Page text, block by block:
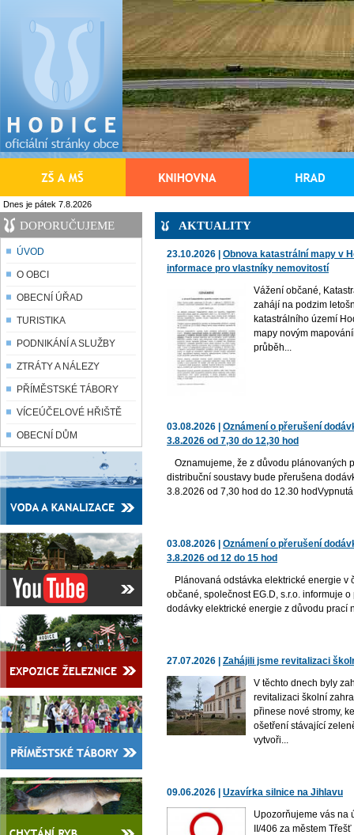
Dnes je pátek 7.8.2026
DOPORUČUJEME
ÚVOD
O OBCI
OBECNÍ ÚŘAD
TURISTIKA
PODNIKÁNÍ A SLUŽBY
ZTRÁTY A NÁLEZY
PŘÍMĚSTSKÉ TÁBORY
VÍCEÚČELOVÉ HŘIŠTĚ
OBECNÍ DŮM
AKTUALITY
23.10.2026 | Obnova katastrální mapy v
informace pro vlastníky nemovitostí
Vážení občané,
zahájí na podzim
katastrálního území
mapy novým
průběh...
03.08.2026 | Oznámení o přerušení
3.8.2026 od 7,30 do 12,30 hod
Oznamujeme, že z důvodu plánovaných
distribuční soustavy bude přerušena
3.8.2026 od 7,30 hod do 12.30
03.08.2026 | Oznámení o přerušení
3.8.2026 od 12 do 15 hod
Plánovaná odstávka elektrické energie v
občané, společnost EG.D, s.r.o. informuje
dodávky elektrické energie z důvodu prací
27.07.2026 | Zahájili jsme revitalizaci
V těchto dnech byly
revitalizaci školní
přinese nové stromy,
ošetření stávající
vytvoři...
09.06.2026 | Uzavírka silnice na Jihlavu
Upozorňujeme vás na
II/406 za městem